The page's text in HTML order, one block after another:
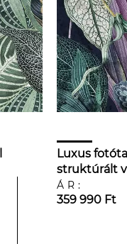
Luxus
struktúrált
színekkel
ÁR:
359 990 Ft